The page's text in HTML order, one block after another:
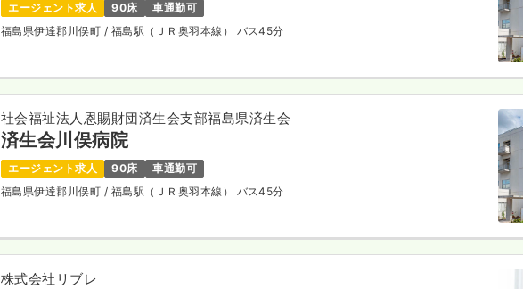
エージェント求人 90床
車通勤可
福島県伊達郡川俣町 / 福島駅（ＪＲ奥羽本線） バス45分
社会福祉法人恩賜財団済生会支部福島県済生会
済生会川俣病院
エージェント求人 90床
車通勤可
福島県伊達郡川俣町 / 福島駅（ＪＲ奥羽本線） バス45分
株式会社リブレ